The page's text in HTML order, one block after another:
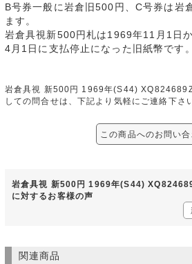
B号券一般に岩倉旧500円、C号券は岩
ます。
岩倉具視新500円札は1969年11月1日
4月1日に支払停止になった旧紙幣です。
岩倉具視 新500円 1969年(S44)
しての問合せは、下記より気軽にご連絡下さ
この商品へのお問い
岩倉具視 新500円 1969年(S44)
に対するお客様の声
関連商品